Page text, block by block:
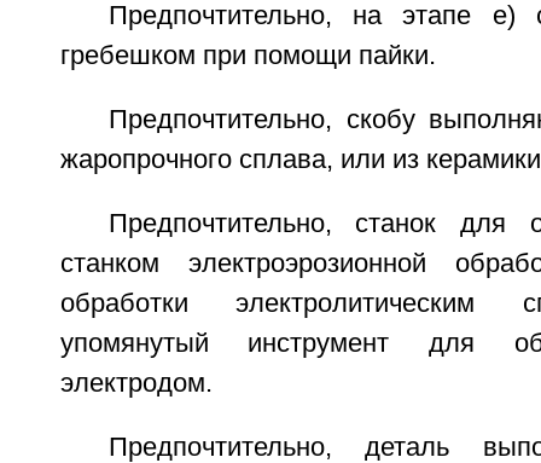
Предпочтительно, на этапе е)
гребешком при помощи пайки.
Предпочтительно, скобу
жаропрочного сплава, или из
Предпочтительно, станок для
станком электроэрозионной
обработки электролитическим
упомянутый инструмент для
электродом.
Предпочтительно, деталь